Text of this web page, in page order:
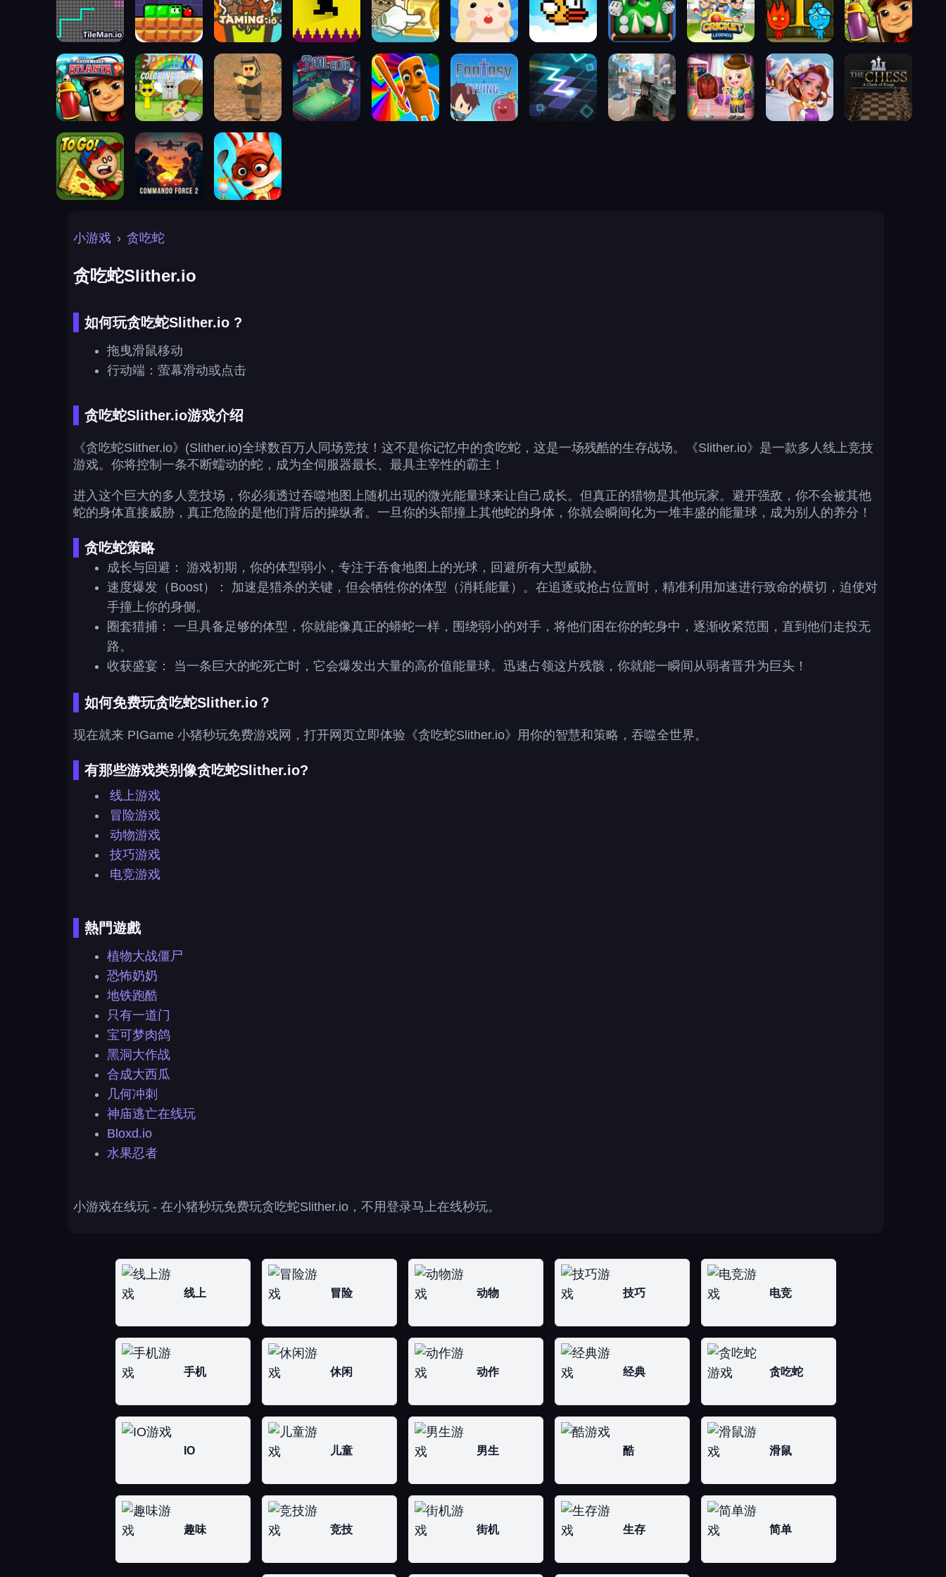
小游戏 › 贪吃蛇
贪吃蛇Slither.io
如何玩贪吃蛇Slither.io ?
拖曳滑鼠移动
行动端：萤幕滑动或点击
贪吃蛇Slither.io游戏介绍
《贪吃蛇Slither.io》(Slither.io)全球数百万人同场竞技！这不是你记忆中的贪吃蛇，这是一场残酷的生存战场。《Slither.io》是一款多人线上竞技
游戏。你将控制一条不断蠕动的蛇，成为全伺服器最长、最具主宰性的霸主！
进入这个巨大的多人竞技场，你必须透过吞噬地图上随机出现的微光能量球来让自己成长。但真正的猎物是其他玩家。避开强敌，你不会被其他
蛇的身体直接威胁，真正危险的是他们背后的操纵者。一旦你的头部撞上其他蛇的身体，你就会瞬间化为一堆丰盛的能量球，成为别人的养分！
贪吃蛇策略
成长与回避： 游戏初期，你的体型弱小，专注于吞食地图上的光球，回避所有大型威胁。
速度爆发（Boost）： 加速是猎杀的关键，但会牺牲你的体型（消耗能量）。在追逐或抢占位置时，精准利用加速进行致命的横切，迫使对
手撞上你的身侧。
圈套猎捕： 一旦具备足够的体型，你就能像真正的蟒蛇一样，围绕弱小的对手，将他们困在你的蛇身中，逐渐收紧范围，直到他们走投无
路。
收获盛宴： 当一条巨大的蛇死亡时，它会爆发出大量的高价值能量球。迅速占领这片残骸，你就能一瞬间从弱者晋升为巨头！
如何免费玩贪吃蛇Slither.io？
现在就来 PIGame 小猪秒玩免费游戏网，打开网页立即体验《贪吃蛇Slither.io》用你的智慧和策略，吞噬全世界。
有那些游戏类别像贪吃蛇Slither.io?
线上游戏
冒险游戏
动物游戏
技巧游戏
电竞游戏
熱門遊戲
植物大战僵尸
恐怖奶奶
地铁跑酷
只有一道门
宝可梦肉鸽
黑洞大作战
合成大西瓜
几何冲刺
神庙逃亡在线玩
Bloxd.io
水果忍者
小游戏在线玩 - 在小猪秒玩免费玩贪吃蛇Slither.io，不用登录马上在线秒玩。
线上 冒险 动物 技巧 电竞
手机 休闲 动作 经典 贪吃蛇
IO 儿童 男生 酷 滑鼠
趣味 竞技 街机 生存 简单